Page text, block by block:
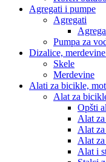
Agregati i pumpe
Agregati
Pumpa za
Dizalice,
Skele
Merdevine
Alati za bicikle,
Alat za
Opšti
Alat
Alat
Alat
Alat i